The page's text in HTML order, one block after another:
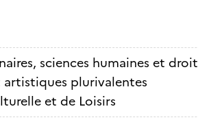
sciences humaines et droit
plurivalentes
et de Loisirs